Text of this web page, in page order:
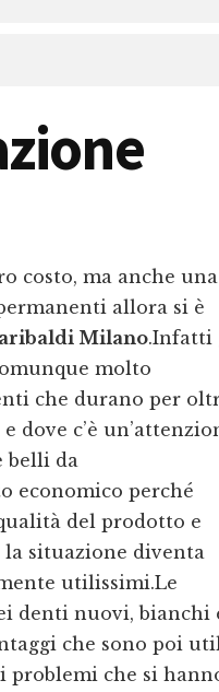
costo, ma anche una
allora si è
Milano.Infatti
molto
che durano per
dove c’è
belli da
economico perché
del prodotto e
la situazione diventa
utilissimi.Le
denti nuovi, bianchi
che sono poi
problemi che si